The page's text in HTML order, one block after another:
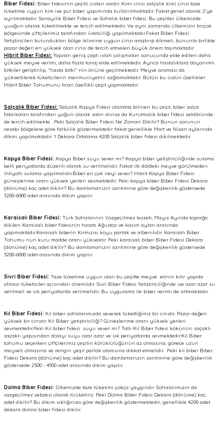
Biber Fidesi: Biber fidesinin çeşitli cisleri vardır. Kimi cinsi salçalık kimi cinsi taze
tüketime uygun kim ise pul biber yapımında kullanılmaktadır. Fakat genel olarak 2'ye
ayrılmaktadır: Sanayilik Biber Fidesi ve Sofralık biber fidesi. Bu çeşitler ülkemizde
yuoğun olarak tüketilmekte ve tercih edilmektedir. Ve aynı zamanda ülkemizin birçok
bölgesinde çiftçilerimiz tarafından üreticiliği yapılmaktadır.Fakat Biber Fidesi
Yetiştiricileri bulundukları bölge iklimine uygun cinsi araştırıp dikmeli, bununla birlikte
pazar değeri en yüksek olan cinsi de tercih etmeleri büyük önem taşımaktadır.
Hibrit Biber Fidesi: Yapılan geniş çaplı ıslah çalışmaları sonucunda elde edilen daha
yüksek meyve verimi, daha fazla tonaj elde edilmektedir. Ayrıca hastalıklara dayanımlı
bitkiler geliştirilip, ''hasta bitki'' nin önüne geçilmektedir. Meyve aroması da
yükseltilerek tüketicilerin menmuniyetini sağlamaktadır. Bütün bu üstün özellikler
Hibrit Biber Tohumunu ticari özellikli çeşit yapmaktadır.
Salçalık Biber Fidesi: Salçalık Kapya Fidesi olarakta bilinen bu çeşit, biber salça
fabrikaları tarafından yoğun olarak satın alınsa da Kurutmalık biber fidesi sektöründe
de tercih edilmekte . Peki Salçalık Biber Fidesi Ne Zaman Dikilir? Bunun sorunun
cevabı bölgelere göre farklılık göstermektedir fakat genellikle Mart ve Nisan aylarında
dikmi yapılmaktadır. 1 Dekara Ortalama 4200 Salçalık biber fidesi dikilmektedir.
Kapya Biber Fidesi: Kapya Biber suyu sever mi? Kapya biber yetiştiriciliğinde sulama
belli periyotlarda düzenli olarak su verilmelidir. Fakat ilk döldeki meyve görülmeden
ihtiyatlı sulama yapılmalıdır.Biber en çok neyi sever? Hibrit Kapya Biber Fidesi
güneşlenme oranı yüksek yerleri sevmektedir. Peki kapya biber Biber Fidesi Dekara
(dönüme) kaç adet dikilir? Bu damlamanızın santimine göre değişkenlik göstersede
3200-6000 adet arasında dikim yapılır.
Karaisalı Biber Fidesi: Türk Sofralarının Vazgeçilmez lezzeti, Mayıs Ayında toprağa
dikilen Karaisalı biber fidesinin hasatı Ağustos ve kasım ayları arasında
yapımaktadır.Karaisalı biberin Kırmızısı koyu parlak ve albenilidir. Karaisalı Biber
Tohumu nun kuru madde oranı yüksektir. Peki karaisali biber Biber Fidesi Dekara
(dönüme) kaç adet dikilir? Bu damlamanızın santimine göre değişkenlik göstersede
3200-6000 adet arasında dikim yapılır.
Sivri Biber Fidesi: Taze tüketime uygun olan bu çeşitte meyve etinin kıtır yapıda
olması tüketiciler açısından önemlidir. Sivri Biber Fidesi Yetiştiriciliğinde ise azar azar su
verilmeli ve sık periyotlarda verilmelidir. Bu uygulama ile biber verimi de artmaktadır
Kıl Biber Fidesi: Kıl biber sofralarımızda severek tükettiğimiz bir cinstir. Pazar değeri
yüksek bir cinstir. Kıl Biber yetiştiriciliği? Güneşlenme oranı yüksek yerleri
sevmektedir.Peki Kıl biber fidesi suyu sever mi? Tatlı Kıl Biber fidesi kökünün saçaklı
saçaklı yapısından dolayı suyu azar azar ve sık periyotlarda sevmektedir.Kıl Biber
tohumu seçerken çiftçilerimiz çeşitin körüklülüğünün az olmasına, görece uzun
meyveli olmasına ve rengin yeşil parlak olamsına dikkat etmelidir. Peki kıl biber Biber
Fidesi Dekara (dönüme) kaç adet dikilir? Bu damlamanızın santimine göre değişkenlik
göstersede 2500 - 4500 adet arasında dikim yapılır.
Dolma Biber Fidesi: Ülkemizde taze tüketimi çokça yaygındır. Sofralarımızın da
vazgeçilmez sebzesi olarak tüüketiriz. Peki Dolma Biber Fidesi Dekara (dönüme) kaç
adet dikilir? Bu dikim sıklığınıza göre değişkenlik göstermektedir, genellikle 4200 adet
dekara dolma biber fidesi dikilir.